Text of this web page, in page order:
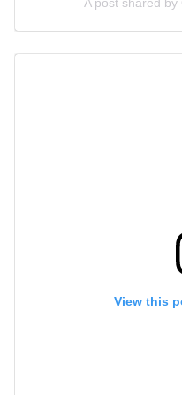
A post shared
View this